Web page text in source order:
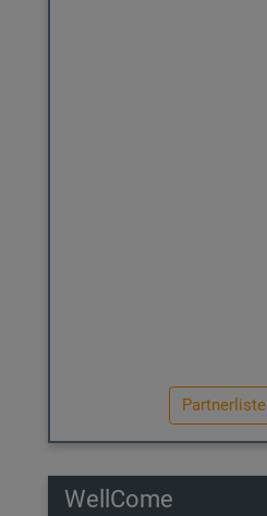
Partnerliste
WellCome